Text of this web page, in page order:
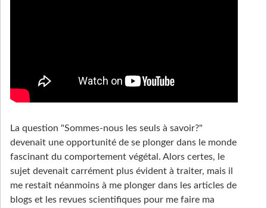
La question "Sommes-nous les seuls à savoir?"
devenait une opportunité de se plonger dans le monde
fascinant du comportement végétal. Alors certes, le
sujet devenait carrément plus évident à traiter, mais il
me restait néanmoins à me plonger dans les articles de
blogs et les revues scientifiques pour me faire ma